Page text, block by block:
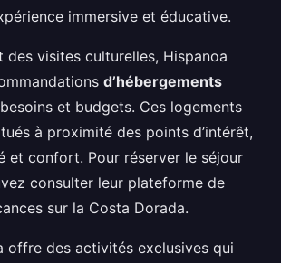
immersive et éducative.
des visites culturelles, Hispanoa
d’hébergements
et budgets. Ces logements
à proximité des points d’intérêt,
et confort. Pour réserver le séjour
consulter leur plateforme de
sur la Costa Dorada.
offre des activités exclusives qui